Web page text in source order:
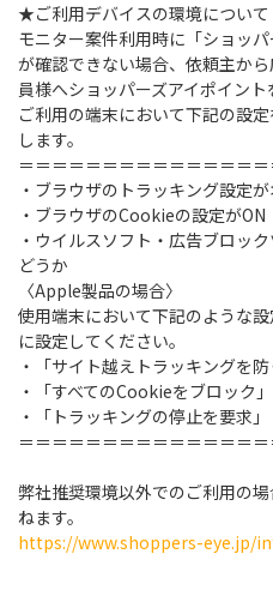
★ご利用デバイスの環境について
モニター案件利用時に「ショッ
が確認できない場合、依頼主か
員様へショッパーズアイポイント
ご利用の端末において下記の設
します。
＝＝＝＝＝＝＝＝＝＝＝＝＝＝
・ブラウザのトラッキング設定
・ブラウザのCookieの設定が
・ウイルスソフト・広告ブロッ
どうか
〈Apple製品の場合〉
使用端末において下記のような
に設定してください。
・「サイト越えトラッキングを防
・「すべてのCookieをブロック」
・「トラッキングの停止を要求」
＝＝＝＝＝＝＝＝＝＝＝＝＝＝
弊社推奨環境以外でのご利用の
ねます。
https://www.shoppers-eye.jp/